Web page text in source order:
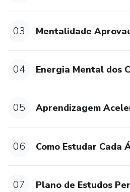
A boa notícia é que é possível
Para ajudar nesse desafio, foi
A ideia é a de auxiliar aqueles que
passar em concurso.
Você que está se sentindo
dificuldades ao estudar, não quer
e decidiu que precisa aprimorar
O Aprovação do Zero é um curso
absolutamente tudo que você
concurso dos seus sonhos,
03 Mentalidade
04 Energia Mental dos
05 Aprendizagem
06 Como Estudar Cada
07 Plano de Estudos